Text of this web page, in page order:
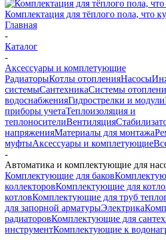
Комплектация для тёплого пола, что
Главная
-
Каталог
-
Аксессуары и комплетующие
РадиаторыКотлы отопленияНасосы
системыСантехникаСистемы
водоснабженияГидрострелки и модули
приборы учетаТеплоизоляция и
теплоносителиВентиляция
напряженияМатериалы для монтажа
муфтыАксессуары и комплетующие
-
Автоматика и комплектующие для
Комплектующие для баков
коллекторовКомплектующие для
котловКомплектующие для труб
для запорной арматурыЭлектрика
радиаторовКомплектующие для
инструментКомплектующие к